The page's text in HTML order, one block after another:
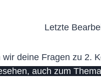
Letzte
wir deine Fragen zu 2.
auch zum